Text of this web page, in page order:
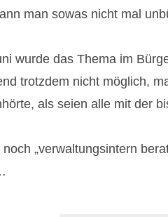
man sowas nicht mal
wurde das Thema im
trotzdem nicht möglich,
als seien alle mit der
„verwaltungsintern